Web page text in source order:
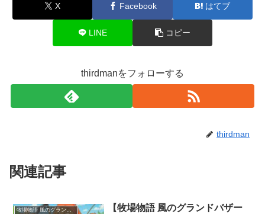
X Facebook はてブ
LINE コピー
thirdmanをフォローする
thirdman
関連記事
【牧場物語 風のグランドバザー